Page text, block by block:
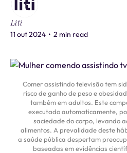
Liti
11 out 2024 • 2 min read
Comer assistindo televisão tem
risco de ganho de peso e
também em adultos. Este
executado automaticamente,
saciedade do corpo, levando
alimentos. A prevalidade deste
a saúde pública despertam
baseadas em evidências